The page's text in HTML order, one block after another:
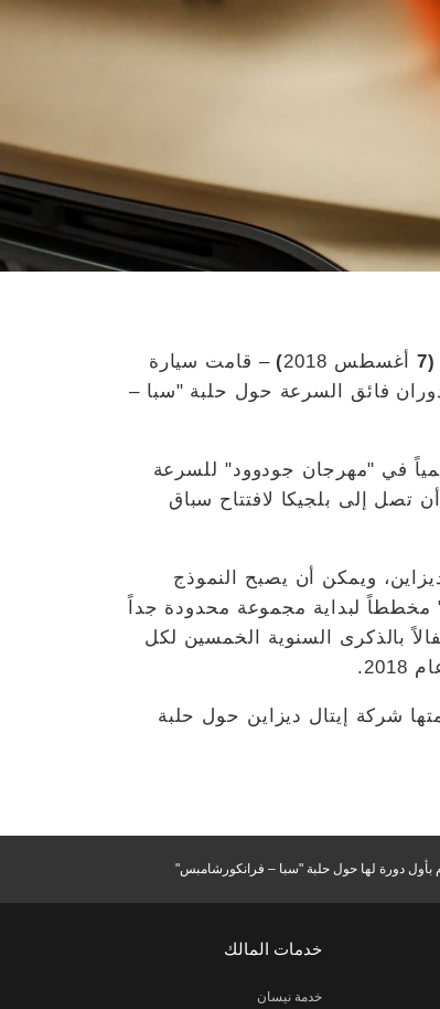
أغسطس 2018 )– قامت سيارة
بتنفيذ دوران فائق السرعة حول حلبة "سبا –
الأولى عالمياً في "مهرجان جودوود" للسرعة
تصل إلى بلجيكا لافتتاح سباق
ويمكن أن يصبح النموذج
جودوود" مخططاً لبداية مجموعة محدودة جداً
بالذكرى السنوية الخمسين لكل
لسيارة نيسان جي تي-آر 50 التي صممتها شركة إيتال ديزاين حول حلبة
خدمات المالك
خدمة نيسان